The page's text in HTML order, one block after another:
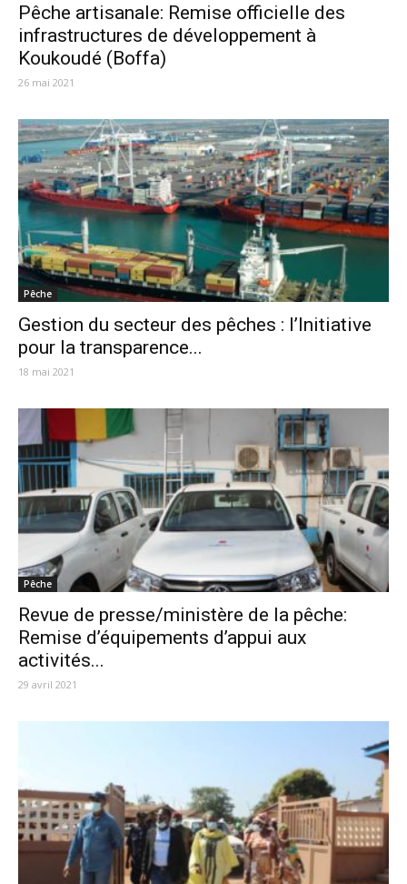
Pêche artisanale: Remise officielle des
infrastructures de développement à
Koukoudé (Boffa)
26 mai 2021
Pêche
Gestion du secteur des pêches : l’Initiative
pour la transparence...
18 mai 2021
Pêche
Revue de presse/ministère de la pêche:
Remise d’équipements d’appui aux
activités...
29 avril 2021